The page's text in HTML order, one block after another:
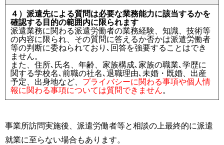
４）派遣先による質問は必要な業務能力に該当するかを
確認する目的の範囲内に限られます
派遣業務に関わる派遣労働者の業務経験、知識、技術等
の内容に限られ、その質問に答えるか否かは派遣労働者
等の判断に委ねられており､回答を強要することはでき
ません。
また、住所､氏名、年齢、家族構成､家族の職業､学歴に
関する学校名､前職の社名､退職理由､未婚・既婚、出産
予定、出身地など、 プライバシーに関わる事項や個人情
報に関わる事項については質問できません。
事業所訪問実施後、派遣労働者等と相談の上最終的に派遣
就業に至らない場合もあります。